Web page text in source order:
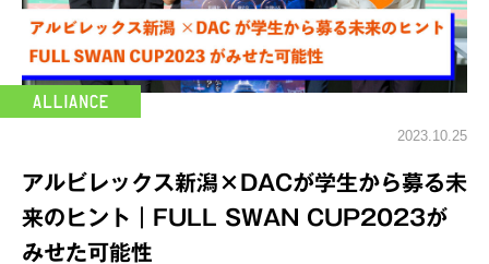
2023.10.25
アルビレックス新潟×DACが学生から募る未
来のヒント｜FULL SWAN CUP2023が
みせた可能性